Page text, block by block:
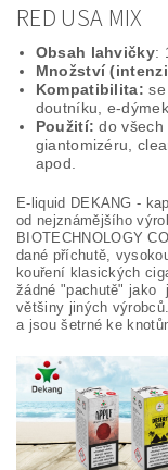
RED USA MIX
Obsah lahvičky:
Množství
Kompatibilita:
doutníku, e-dýmek
Použití: do všech
giantomizéru,
apod.
E-liquid DEKANG -
od nejznámějšího
BIOTECHNOLOGY
dané příchutě,
kouření klasických
žádné "pachutě" jako
většiny jiných
a jsou šetrné ke